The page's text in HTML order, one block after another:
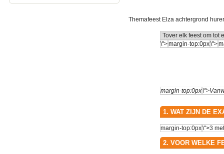
Themafeest Elza achtergrond
1. WAT ZIJN DE
2. VOOR WELKE